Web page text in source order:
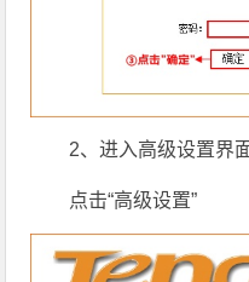
2、进入高级设置界
点击“高级设置”